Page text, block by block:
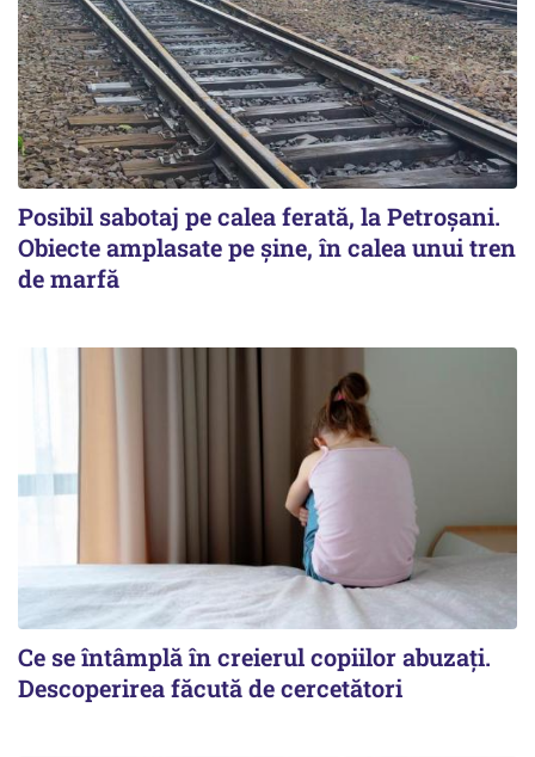
Posibil sabotaj pe calea ferată, la Petroșani.
Obiecte amplasate pe șine, în calea unui tren
de marfă
Ce se întâmplă în creierul copiilor abuzați.
Descoperirea făcută de cercetători